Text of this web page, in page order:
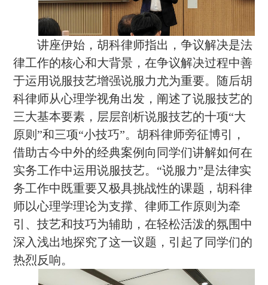
讲座伊始，胡科律师指出，争议解决是法
律工作的核心和大背景，在争议解决过程中善
于运用说服技艺增强说服力尤为重要。随后胡
科律师从心理学视角出发，阐述了说服技艺的
三大基本要素，层层剖析说服技艺的十项“大
原则”和三项“小技巧”。胡科律师旁征博引，
借助古今中外的经典案例向同学们讲解如何在
实务工作中运用说服技艺。“说服力”是法律实
务工作中既重要又极具挑战性的课题，胡科律
师以心理学理论为支撑、律师工作原则为牵
引、技艺和技巧为辅助，在轻松活泼的氛围中
深入浅出地探究了这一议题，引起了同学们的
热烈反响。